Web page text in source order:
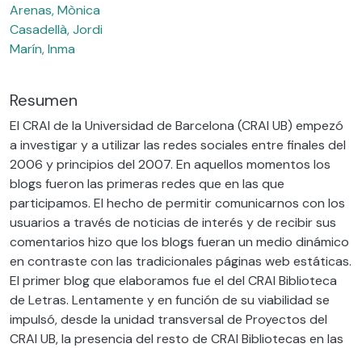
Arenas, Mònica
Casadellà, Jordi
Marín, Inma
Resumen
El CRAI de la Universidad de Barcelona (CRAI UB) empezó
a investigar y a utilizar las redes sociales entre finales del
2006 y principios del 2007. En aquellos momentos los
blogs fueron las primeras redes que en las que
participamos. El hecho de permitir comunicarnos con los
usuarios a través de noticias de interés y de recibir sus
comentarios hizo que los blogs fueran un medio dinámico
en contraste con las tradicionales páginas web estáticas.
El primer blog que elaboramos fue el del CRAI Biblioteca
de Letras. Lentamente y en función de su viabilidad se
impulsó, desde la unidad transversal de Proyectos del
CRAI UB, la presencia del resto de CRAI Bibliotecas en las